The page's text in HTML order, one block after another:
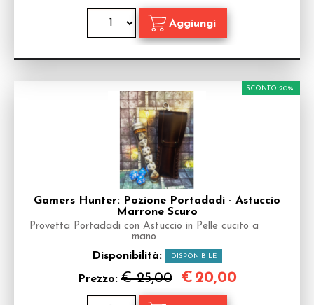
Gamers Hunter: Pozione Portadadi - Astuccio
Marrone Scuro
Provetta Portadadi con Astuccio in Pelle cucito a
mano
Disponibilità: DISPONIBILE
Prezzo:€ 25,00
SCONTO 20%
€ 20,00